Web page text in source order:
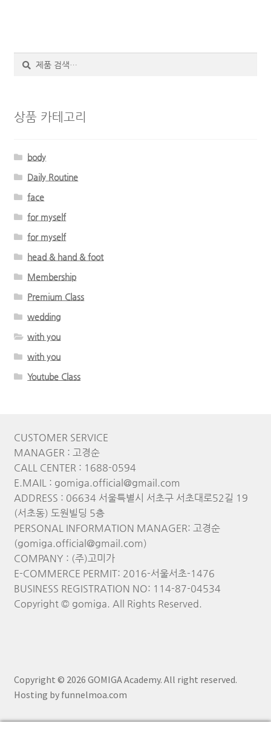
상품 카테고리
body
Daily Routine
face
for myself
for myself
head & hand & foot
Membership
Premium Class
wedding
with you
with you
Youtube Class
CUSTOMER SERVICE
MANAGER : 고경순
CALL CENTER : 1688-0594
E.MAIL : gomiga.official@gmail.com
ADDRESS : 06634 서울특별시 서초구 서초대로52길 19
(서초동) 도원빌딩 5층
PERSONAL INFORMATION MANAGER: 고경순
(gomiga.official@gmail.com)
COMPANY : (주)고미가
E-COMMERCE PERMIT: 2016-서울서초-1476
BUSINESS REGISTRATION NO: 114-87-04534
Copyright © gomiga. All Rights Reserved.
Copyright © 2026 GOMIGA Academy. All right reserved.
Hosting by funnelmoa.com